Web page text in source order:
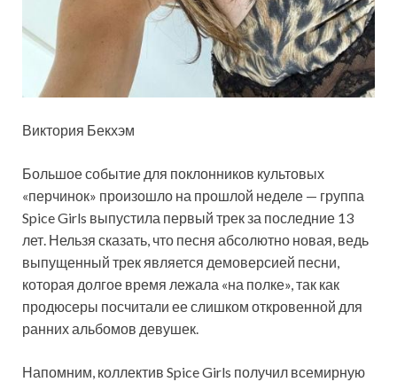
Виктория Бекхэм
Большое событие для поклонников культовых
«перчинок» произошло на прошлой неделе — группа
Spice Girls выпустила первый трек за последние 13
лет. Нельзя сказать, что песня абсолютно новая, ведь
выпущенный трек является демоверсией песни,
которая долгое время лежала «на полке», так как
продюсеры посчитали ее слишком откровенной для
ранних альбомов девушек.
Напомним, коллектив Spice Girls получил всемирную